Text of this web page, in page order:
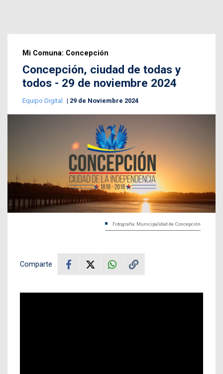
Mi Comuna: Concepción
Concepción, ciudad de todas y
todos - 29 de noviembre 2024
Equipo Digital 29 de Noviembre 2024
Fotografía: Municipalidad de Concepción
Comparte